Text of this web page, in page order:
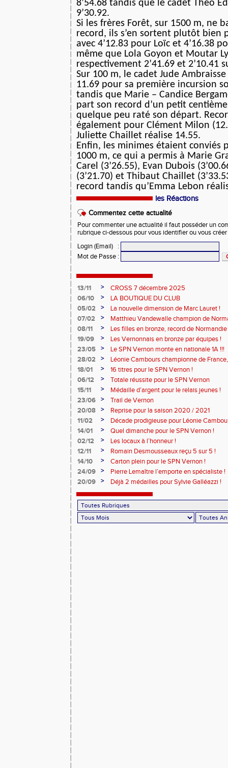
8’54.68 tandis que le cadet Théo
9’30.92.
Si les frères Forêt, sur 1500 m, ne
record, ils s’en sortent plutôt bien
avec 4’12.83 pour Loïc et 4’16.38
même que Lola Goyon et Moutar
respectivement 2’41.69 et 2’10.41
Sur 100 m, le cadet Jude
11.69 pour sa première incursion
tandis que Marie – Candice
part son record d’un petit
quelque peu raté son départ.
également pour Clément Milon
Juliette Chaillet réalise 14.55.
Enfin, les minimes étaient conviés
1000 m, ce qui a permis à Marie
Carel (3’26.55), Evan Dubois
(3’21.70) et Thibaut Chaillet
record tandis qu’Emma Lebon
les Réactions
Commentez cette actualité
Pour commenter une actualité il faut posséder un
rubrique ci-dessous pour vous identifier ou vous
Login (Email)
:
Mot de Passe :
13/11 >
CROSS 7 décembre 2025
06/10
>
LA BOUTIQUE DU CLUB
05/02
>
La nouvelle dimension de Marc Lauret !
07/02
>
Matthieu Vandewalle champion de
08/11
>
Les filles en bronze, record de
19/09
>
Les Vernonnais en bronze par équipes !
23/05
>
Le SPN Vernon monte en nationale 1A !!!
28/02
>
Léonie Cambours championne de
!
18/01 >
16 titres pour le SPN Vernon !
06/12
>
Totale réussite pour le SPN Vernon
15/11
>
Médaille d’argent pour le relais jeunes !
23/06
>
Trail de Vernon
20/08
>
Reprise pour la saison 2020 / 2021
11/02
>
Décade prodigieuse pour Léonie
14/01
>
Quel dimanche pour le SPN Vernon !
02/12
>
Les locaux à l’honneur !
12/11
>
Romain Desmousseaux reçu 5 sur 5 !
14/10
>
Carton plein pour le SPN Vernon !
24/09
>
Pierre Lemaître l’emporte en spécialiste !
20/09
> Déjà 2 médailles pour Sylvie Galléazzi !